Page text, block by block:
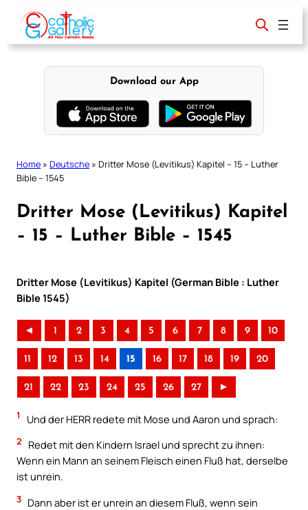
content
Download our App
Home » Deutsche » Dritter Mose (Levitikus) Kapitel – 15 – Luther
Bible – 1545
Dritter Mose (Levitikus) Kapitel
– 15 – Luther Bible – 1545
Dritter Mose (Levitikus) Kapitel (German Bible : Luther
Bible 1545)
◄ 1 2 3 4 5 6 7 8 9 10
11 12 13 14 15 16 17 18 19 20
21 22 23 24 25 26 27 ►
1 Und der HERR redete mit Mose und Aaron und sprach:
2
Redet mit den Kindern Israel und sprecht zu ihnen:
Wenn ein Mann an seinem Fleisch einen Fluß hat, derselbe
ist unrein.
3 Dann aber ist er unrein an diesem Fluß, wenn sein